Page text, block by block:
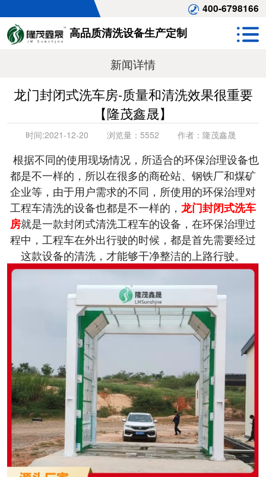
400-6798166
高品质清洗设备生产定制
新闻详情
龙门封闭式洗车房-质量和清洗效果很重要
【隆茂鑫晟】
时间:2021-12-20 浏览量： 5552 作者： 隆茂鑫晟
根据不同的使用现场情况，所适合的环保治理设备也
都是不一样的，所以在很多的商砼站、钢铁厂和煤矿
企业等，由于用户需求的不同，所使用的环保治理对
工程车清洗的设备也都是不一样的， 龙门封闭式洗车
房就是一款封闭式清洗工程车的设备，在环保治理过
程中，工程车在外出行驶的时候，都是首先需要经过
这款设备的清洗，才能够干净整洁的上路行驶。